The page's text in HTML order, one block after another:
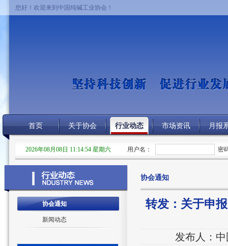
您好！欢迎来到中国纯碱工业协会！
首页 关于协会 行业动态 市场资讯 月报
2026年08月08日 11:14:54 星期六 用户名： 密
协会通知
新闻动态
协会通知
转发：关于申
发布人：